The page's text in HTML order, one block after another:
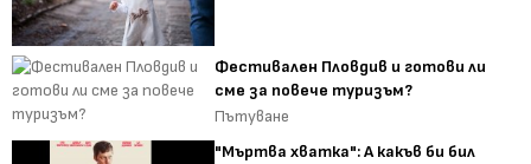
Фестивален Пловдив и готови ли
сме за повече туризъм?
Пътуване
"Мъртва хватка": А какъв би бил